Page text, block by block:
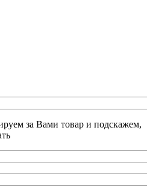
за Вами товар и подскажем,